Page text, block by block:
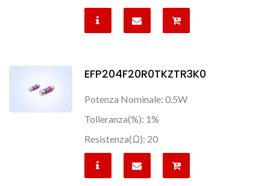
EFP204F20R0TKZTR3K0
Potenza Nominale: 0.5W
Tolleranza(%): 1%
Resistenza(Ω): 20